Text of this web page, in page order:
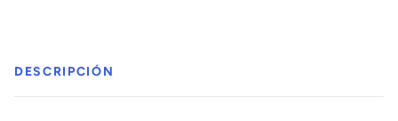
DESCRIPCIÓN